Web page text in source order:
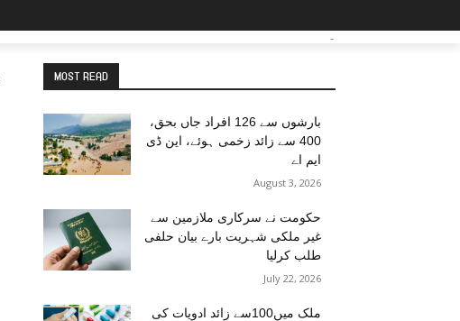
-
MOST READ
بارشوں سے 126 افراد جاں بحق،
400 سے زائد زخمی ہوئے، این ڈی
ایم اے
August 3, 2026
حکومت نے سرکاری ملازمین سے
غیر ملکی شہریت بارے بیان حلفی
طلب کرلیا
July 22, 2026
ملک میں100سے زائد ادویات کی